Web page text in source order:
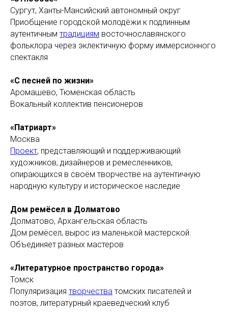
Сургут, Ханты-Мансийский автономный округ
Приобщение городской молодёжи к подлинным
аутентичным традициям восточнославянского
фольклора через эклектичную форму иммерсионного
спектакля
«С песней по жизни»
Аромашево, Тюменская область
Вокальный коллектив пенсионеров
«Патриарт»
Москва
Проект, представляющий и поддерживающий
художников, дизайнеров и ремесленников,
опирающихся в своём творчестве на аутентичную
народную культуру и историческое наследие
Дом ремёсел в Долматово
Долматово, Архангельская область
Дом ремёсел, вырос из маленькой мастерской.
Объединяет разных мастеров
«Литературное пространство города»
Томск
Популяризация творчества томских писателей и
поэтов, литературный краеведческий клуб